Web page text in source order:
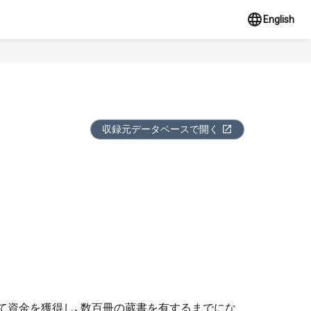
English
収録元データベースで開く
資金を獲得し、数百冊の蔵書を有するまでにな